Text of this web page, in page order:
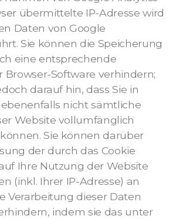
übermittelte IP-Adresse wird
Daten von Google
Sie können die Speicherung
eine entsprechende
Browser-Software verhindern;
darauf hin, dass Sie in
nicht sämtliche
Website vollumfänglich
Sie können darüber
der durch das Cookie
Ihre Nutzung der Website
(inkl. Ihrer IP-Adresse) an
Verarbeitung dieser Daten
indem sie das unter